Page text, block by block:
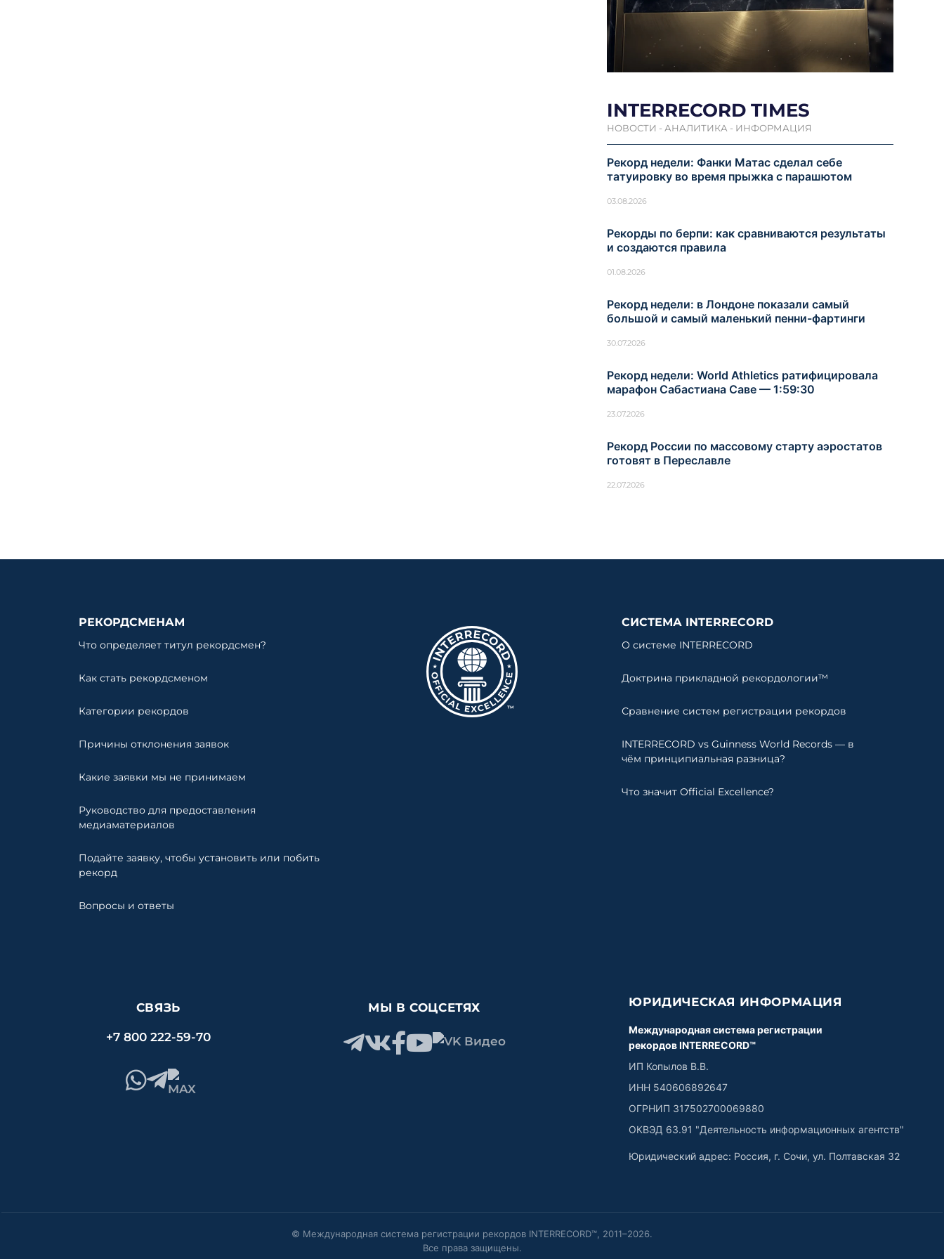
INTERRECORD TIMES
НОВОСТИ - АНАЛИТИКА - ИНФОРМАЦИЯ
Рекорд недели: Фанки Матас сделал себе
татуировку во время прыжка с парашютом
03.08.2026
Рекорды по берпи: как сравниваются результаты
и создаются правила
01.08.2026
Рекорд недели: в Лондоне показали самый
большой и самый маленький пенни-фартинги
30.07.2026
Рекорд недели: World Athletics ратифицировала
марафон Сабастиана Саве — 1:59:30
23.07.2026
Рекорд России по массовому старту аэростатов
готовят в Переславле
22.07.2026
РЕКОРДСМЕНАМ
Что определяет титул рекордсмен?
Как стать рекордсменом
Категории рекордов
Причины отклонения заявок
Какие заявки мы не принимаем
Руководство для предоставления
медиаматериалов
Подайте заявку, чтобы установить или побить
рекорд
Вопросы и ответы
СИСТЕМА INTERRECORD
О системе INTERRECORD
Доктрина прикладной рекордологии™
Сравнение систем регистрации рекордов
INTERRECORD vs Guinness World Records — в
чём принципиальная разница?
Что значит Official Excellence?
СВЯЗЬ
+7 800 222-59-70
МЫ В СОЦСЕТЯХ ЮРИДИЧЕСКАЯ ИНФОРМАЦИЯ
Международная система регистрации
рекордов INTERRECORD™
ИП Копылов В.В.
ИНН 540606892647
ОГРНИП 317502700069880
ОКВЭД 63.91 "Деятельность информационных агентств"
Юридический адрес: Россия, г. Сочи, ул. Полтавская 32
© Международная система регистрации рекордов INTERRECORD™, 2011–2026.
Все права защищены.